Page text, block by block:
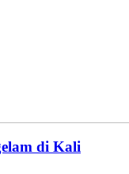
di Kali